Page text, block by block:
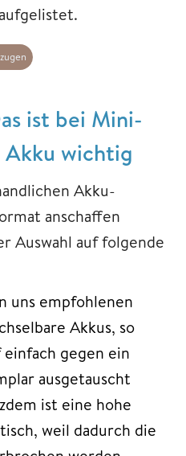
ist bei Mini-
wichtig
Akku-
anschaffen
Auswahl auf folgende
uns empfohlenen
Akkus, so
einfach gegen ein
ausgetauscht
ist eine hohe
weil dadurch die